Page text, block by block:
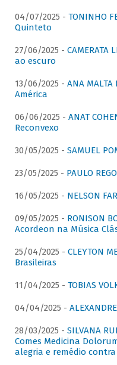
04/07/2025 - TONINHO
Quinteto
27/06/2025 -
ao escuro
13/06/2025 - ANA MALTA
América
06/06/2025 - ANAT
Reconvexo
30/05/2025 - SAMUEL
23/05/2025 - PAULO
16/05/2025 - NELSON
09/05/2025 - RONISON
Acordeon na Música
25/04/2025 - CLEYTON
Brasileiras
11/04/2025 - TOBIAS
04/04/2025 -
28/03/2025 - SILVANA
Comes Medicina
alegria e remédio contra